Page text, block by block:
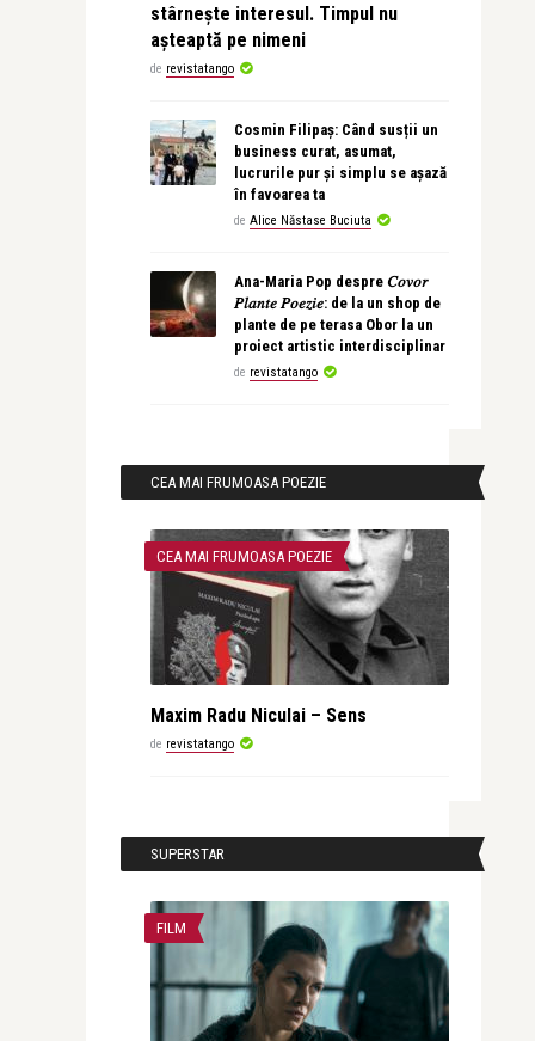
stârnește interesul. Timpul nu
așteaptă pe nimeni
de revistatango
Cosmin Filipaș: Când susții un
business curat, asumat,
lucrurile pur și simplu se așază
în favoarea ta
de Alice Năstase Buciuta
Ana-Maria Pop despre 𝐶𝑜𝑣𝑜𝑟
𝑃𝑙𝑎𝑛𝑡𝑒 𝑃𝑜𝑒𝑧𝑖𝑒: de la un shop de
plante de pe terasa Obor la un
proiect artistic interdisciplinar
de revistatango
CEA MAI FRUMOASA POEZIE
CEA MAI FRUMOASA POEZIE
Maxim Radu Niculai – Sens
de revistatango
SUPERSTAR
FILM